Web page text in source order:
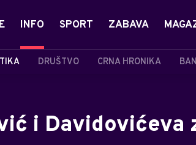
INFO
DRUŠTVO CRNA HRONIKA
SPORT ZABAVA
i Davidovićeva